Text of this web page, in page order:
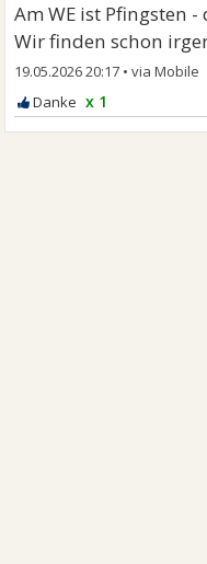
Am WE ist Pfingsten
Wir finden schon
19.05.2026 20:17 •
x 1